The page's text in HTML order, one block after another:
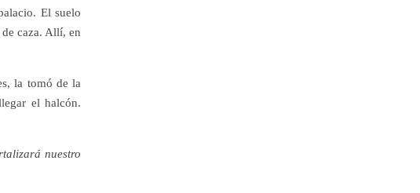
El suelo
caza. Allí, en
la tomó de la
el halcón.
nuestro